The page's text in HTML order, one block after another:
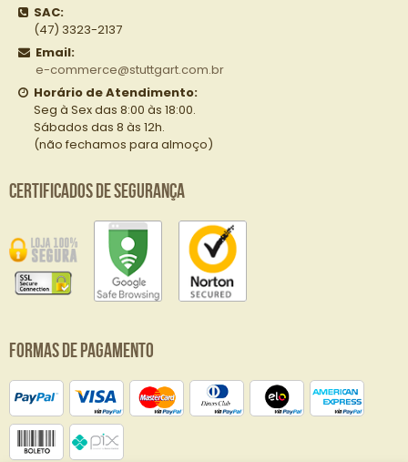
SAC:
(47) 3323-2137
Email:
e-commerce@stuttgart.com.br
Horário de Atendimento:
Seg à Sex das 8:00 às 18:00.
Sábados das 8 às 12h.
(não fechamos para almoço)
Certificados de Segurança
Formas de Pagamento